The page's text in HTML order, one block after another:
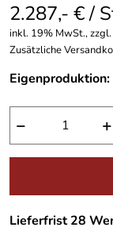
2.287,- € /
inkl. 19% MwSt., zzgl.
Zusätzliche
Eigenproduktion:
− +
Lieferfrist 28